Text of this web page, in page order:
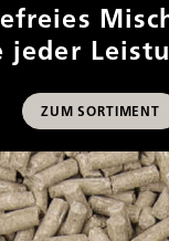
jeder
ZUM SORTIMENT